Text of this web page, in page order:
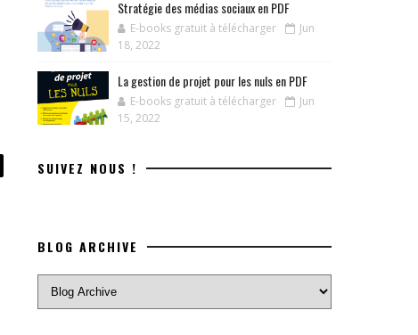
Stratégie des médias sociaux en PDF
E-books gratuit à télécharger
Jun
18, 2022
La gestion de projet pour les nuls en PDF
E-books gratuit à télécharger
Jun
15, 2022
SUIVEZ NOUS !
BLOG ARCHIVE